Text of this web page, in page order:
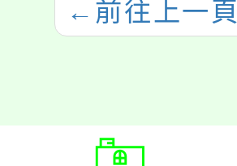
← 前往上一頁